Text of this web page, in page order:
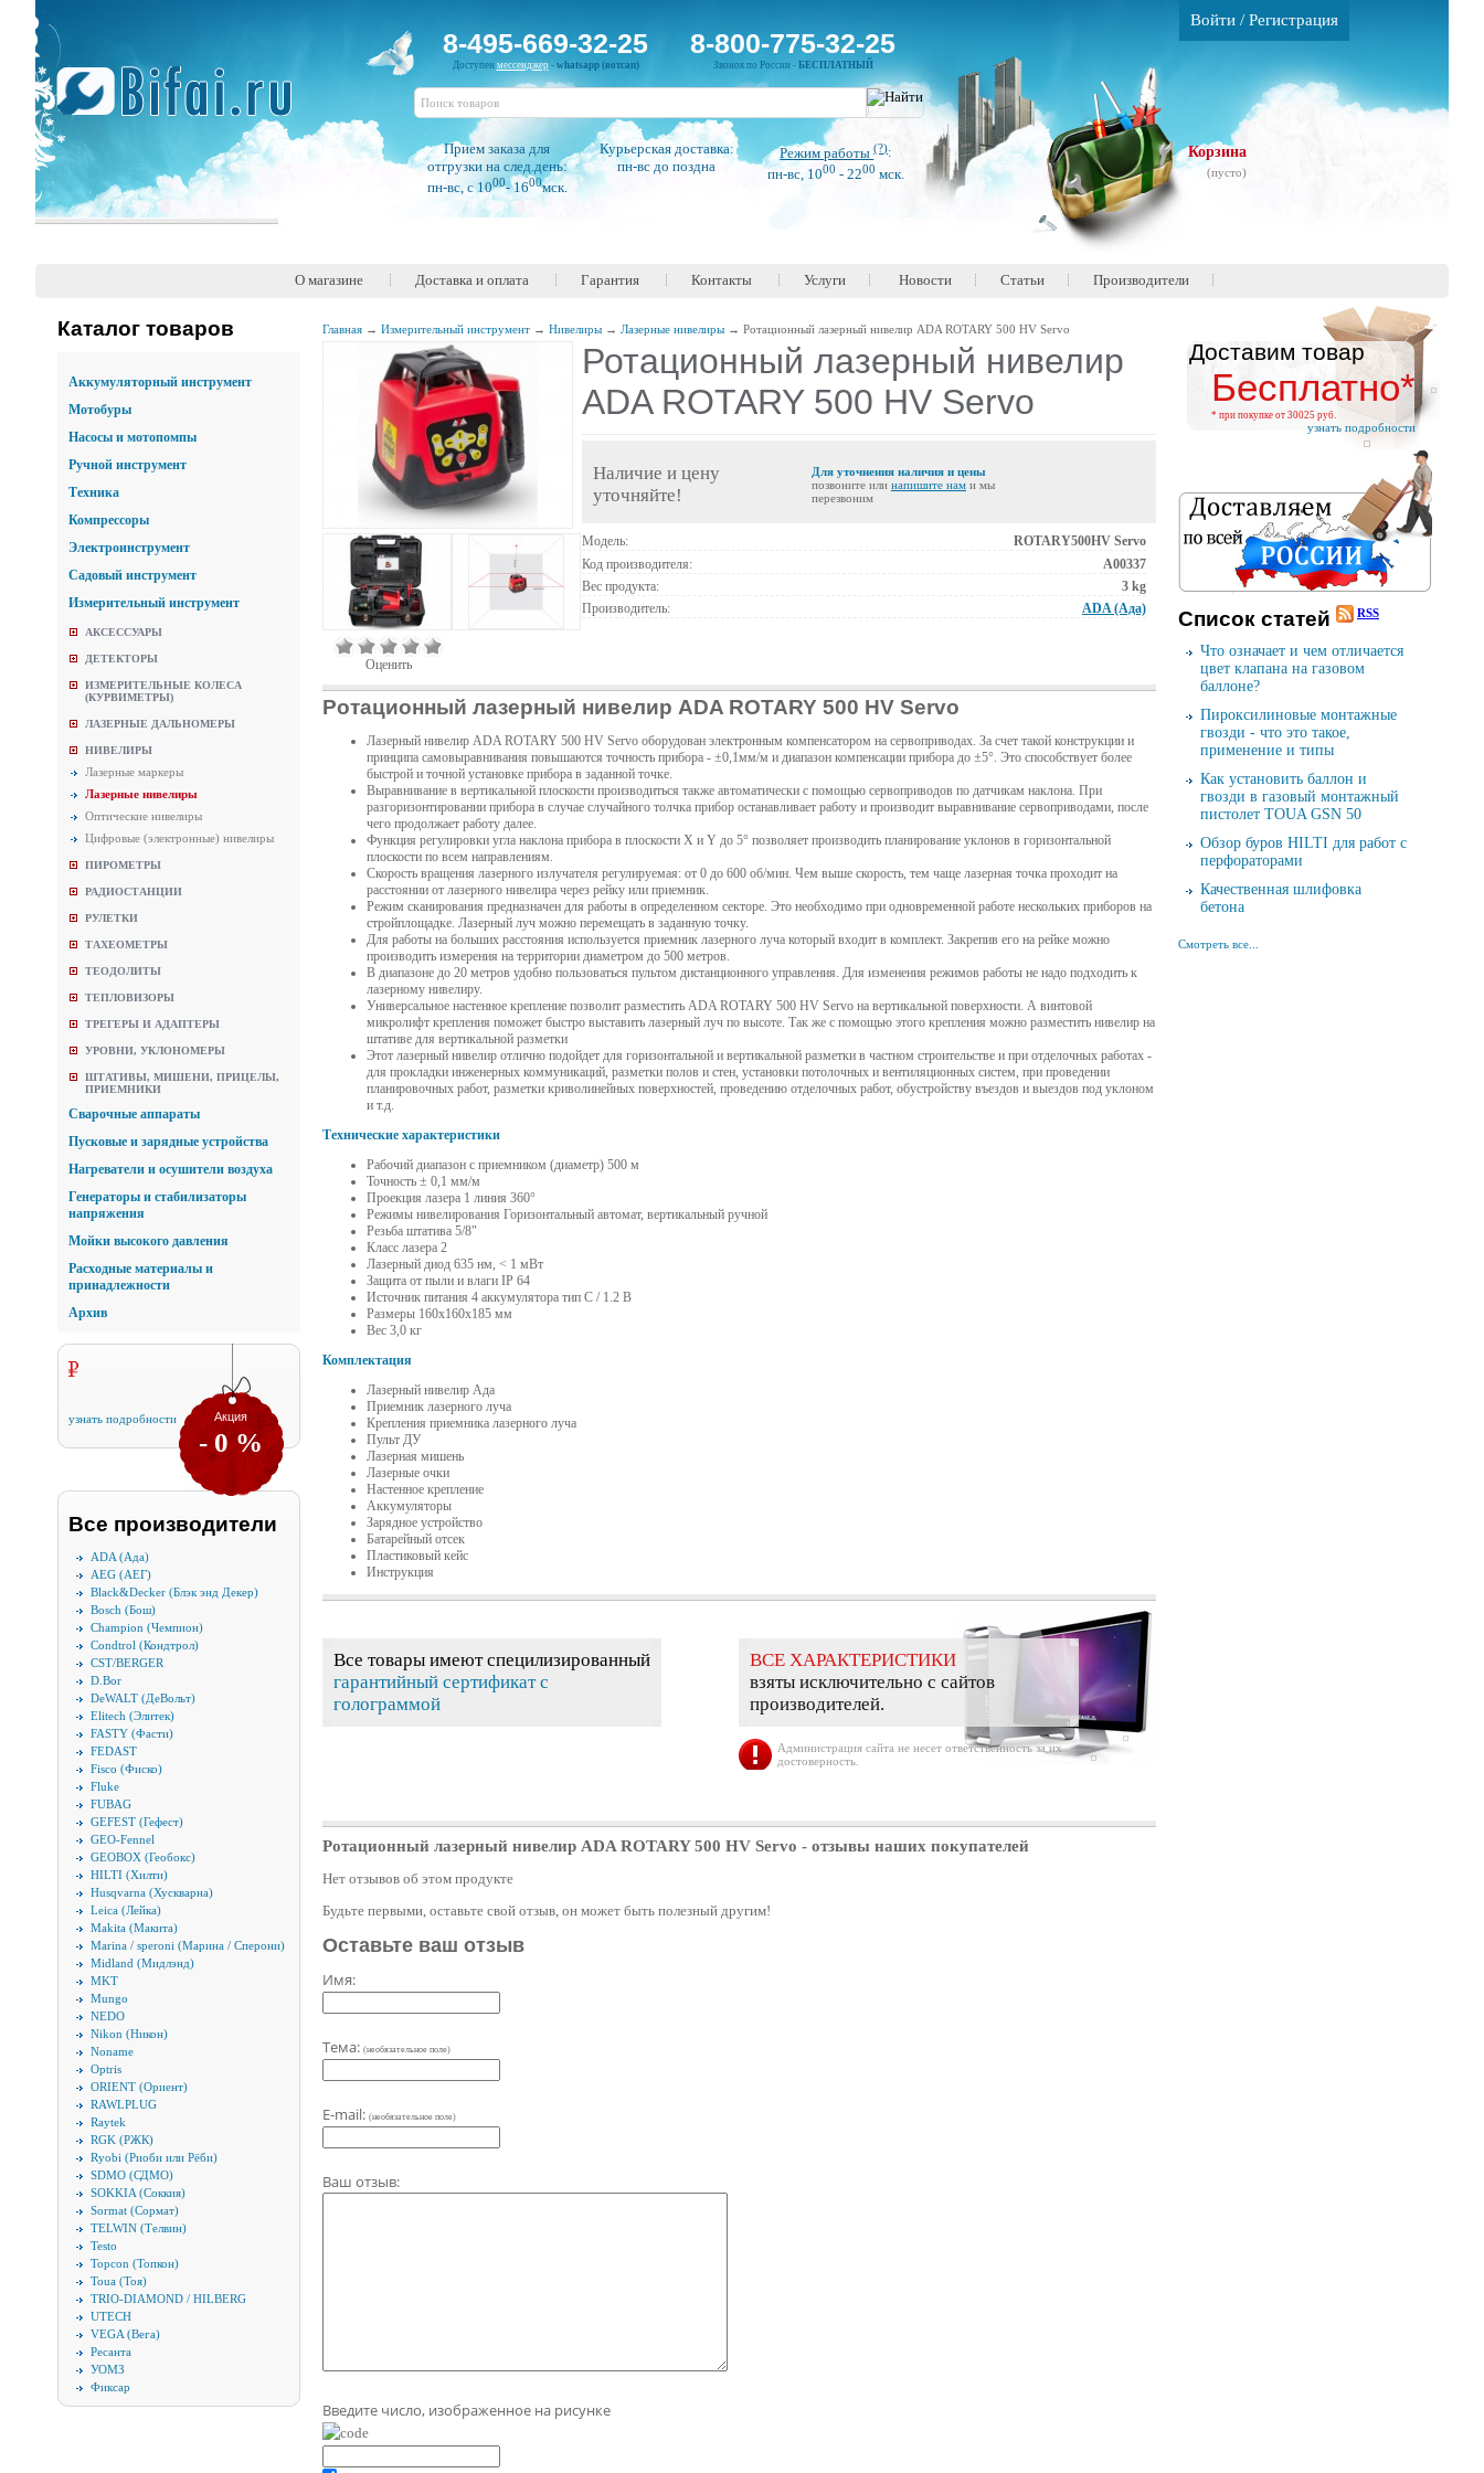
Войти /Регистрация
8-495-669-32-25
Доступен мессенджер- whatsapp (вотсап)
8-800-775-32-25
Звонок по России - БЕСПЛАТНЫЙ
Прием заказа для
отгрузки на след.день:
пн-вс, c 1000- 1600мск.
Курьерская доставка:
пн-вс до поздна
Режим работы(?):
пн-вс, 1000 - 2200 мск.
Корзина
(пусто)
О магазине Доставка и оплата Гарантия Контакты Услуги Новости Статьи Производители
Каталог товаров
Аккумуляторный инструмент
Мотобуры
Насосы и мотопомпы
Ручной инструмент
Техника
Компрессоры
Электроинструмент
Садовый инструмент
Измерительный инструмент
АКСЕССУАРЫ
ДЕТЕКТОРЫ
ИЗМЕРИТЕЛЬНЫЕ КОЛЕСА
(КУРВИМЕТРЫ)
ЛАЗЕРНЫЕ ДАЛЬНОМЕРЫ
НИВЕЛИРЫ
Лазерные маркеры
Лазерные нивелиры
Оптические нивелиры
Цифровые (электронные) нивелиры
ПИРОМЕТРЫ
РАДИОСТАНЦИИ
РУЛЕТКИ
ТАХЕОМЕТРЫ
ТЕОДОЛИТЫ
ТЕПЛОВИЗОРЫ
ТРЕГЕРЫ И АДАПТЕРЫ
УРОВНИ, УКЛОНОМЕРЫ
ШТАТИВЫ, МИШЕНИ, ПРИЦЕЛЫ,
ПРИЕМНИКИ
Сварочные аппараты
Пусковые и зарядные устройства
Нагреватели и осушители воздуха
Генераторы и стабилизаторы
напряжения
Мойки высокого давления
Расходные материалы и
принадлежности
Архив
Акция
- 0 %
узнать подробности
Все производители
ADA (Ада)
AEG (АЕГ)
Black&Decker (Блэк энд Декер)
Bosch (Бош)
Champion (Чемпион)
Condtrol (Кондтрол)
CST/BERGER
D.Bor
DeWALT (ДеВольт)
Elitech (Элитек)
FASTY (Фасти)
FEDAST
Fisco (Фиско)
Fluke
FUBAG
GEFEST (Гефест)
GEO-Fennel
GEOBOX (Геобокс)
HILTI (Хилти)
Husqvarna (Хускварна)
Leica (Лейка)
Makita (Макита)
Marina / speroni (Марина / Сперони)
Midland (Мидлэнд)
MKT
Mungo
NEDO
Nikon (Никон)
Noname
Optris
ORIENT (Ориент)
RAWLPLUG
Raytek
RGK (РЖК)
Ryobi (Риоби или Рёби)
SDMO (СДМО)
SOKKIA (Соккия)
Sormat (Сормат)
TELWIN (Телвин)
Testo
Topcon (Топкон)
Toua (Тоя)
TRIO-DIAMOND / HILBERG
UTECH
VEGA (Вега)
Ресанта
УОМЗ
Фиксар
Главная → Измерительный инструмент → Нивелиры → Лазерные нивелиры → Ротационный лазерный нивелир ADA ROTARY 500 HV Servo
Оценить
Ротационный лазерный нивелир
ADA ROTARY 500 HV Servo
Наличие и цену
уточняйте!
Для уточнения наличия и цены
позвоните или напишите нам и мы
перезвоним
Модель:
ROTARY500HV Servo
Код производителя:
A00337
Вес продукта:
3 kg
Производитель:
ADA (Ада)
Ротационный лазерный нивелир ADA ROTARY 500 HV Servo
Лазерный нивелир ADA ROTARY 500 HV Servo оборудован электронным компенсатором на сервоприводах. За счет такой конструкции и
принципа самовыравнивания повышаются точность прибора - ±0,1мм/м и диапазон компенсации прибора до ±5°. Это способствует более
быстрой и точной установке прибора в заданной точке.
Выравнивание в вертикальной плоскости производиться также автоматически с помощью сервоприводов по датчикам наклона. При
разгоризонтировании прибора в случае случайного толчка прибор останавливает работу и производит выравнивание сервоприводами, после
чего продолжает работу далее.
Функция регулировки угла наклона прибора в плоскости Х и Y до 5° позволяет производить планирование уклонов в горизонтальной
плоскости по всем направлениям.
Скорость вращения лазерного излучателя регулируемая: от 0 до 600 об/мин. Чем выше скорость, тем чаще лазерная точка проходит на
расстоянии от лазерного нивелира через рейку или приемник.
Режим сканирования предназначен для работы в определенном секторе. Это необходимо при одновременной работе нескольких приборов на
стройплощадке. Лазерный луч можно перемещать в заданную точку.
Для работы на больших расстояния используется приемник лазерного луча который входит в комплект. Закрепив его на рейке можно
производить измерения на территории диаметром до 500 метров.
В диапазоне до 20 метров удобно пользоваться пультом дистанционного управления. Для изменения режимов работы не надо подходить к
лазерному нивелиру.
Универсальное настенное крепление позволит разместить ADA ROTARY 500 HV Servo на вертикальной поверхности. А винтовой
микролифт крепления поможет быстро выставить лазерный луч по высоте. Так же с помощью этого крепления можно разместить нивелир на
штативе для вертикальной разметки
Этот лазерный нивелир отлично подойдет для горизонтальной и вертикальной разметки в частном строительстве и при отделочных работах -
для прокладки инженерных коммуникаций, разметки полов и стен, установки потолочных и вентиляционных систем, при проведении
планировочных работ, разметки криволинейных поверхностей, проведению отделочных работ, обустройству въездов и выездов под уклоном
и т.д.
Технические характеристики
Рабочий диапазон с приемником (диаметр) 500 м
Точность ± 0,1 мм/м
Проекция лазера 1 линия 360°
Режимы нивелирования Горизонтальный автомат, вертикальный ручной
Резьба штатива 5/8"
Класс лазера 2
Лазерный диод 635 нм, < 1 мВт
Защита от пыли и влаги IP 64
Источник питания 4 аккумулятора тип C / 1.2 В
Размеры 160х160х185 мм
Вес 3,0 кг
Комплектация
Лазерный нивелир Ада
Приемник лазерного луча
Крепления приемника лазерного луча
Пульт ДУ
Лазерная мишень
Лазерные очки
Настенное крепление
Аккумуляторы
Зарядное устройство
Батарейный отсек
Пластиковый кейс
Инструкция
Все товары имеют специлизированный
гарантийный сертификат с
голограммой
ВСЕ ХАРАКТЕРИСТИКИ
взяты исключительно с сайтов
производителей.
Администрация сайта не несет ответственность за их
достоверность.
Ротационный лазерный нивелир ADA ROTARY 500 HV Servo - отзывы наших покупателей
Нет отзывов об этом продукте
Будьте первыми, оставьте свой отзыв, он может быть полезный другим!
Оставьте ваш отзыв
Имя:
Тема: (необязательное поле)
E-mail: (необязательное поле)
Ваш отзыв:
Введите число, изображенное на рисунке
Доставим товар
Бесплатно*
* при покупке от 30025 руб.
узнать подробности
Cписок cтатей RSS
Что означает и чем отличается
цвет клапана на газовом
баллоне?
Пироксилиновые монтажные
гвозди - что это такое,
применение и типы
Как установить баллон и
гвозди в газовый монтажный
пистолет TOUA GSN 50
Обзор буров HILTI для работ с
перфораторами
Качественная шлифовка
бетона
Смотреть все...